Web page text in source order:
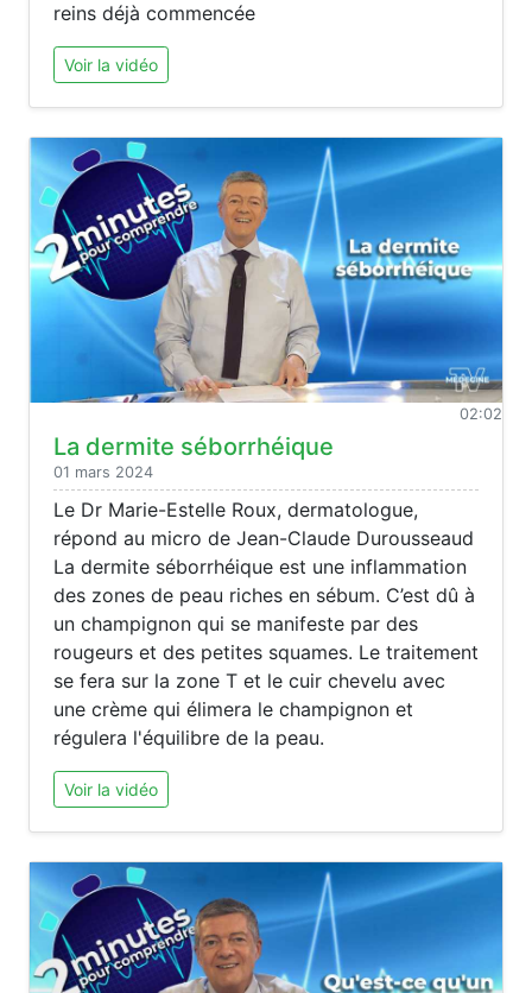
reins déjà commencée
Voir la vidéo
02:02
La dermite séborrhéique
01 mars 2024
Le Dr Marie-Estelle Roux, dermatologue,
répond au micro de Jean-Claude Durousseaud
La dermite séborrhéique est une inflammation
des zones de peau riches en sébum. C’est dû à
un champignon qui se manifeste par des
rougeurs et des petites squames. Le traitement
se fera sur la zone T et le cuir chevelu avec
une crème qui élimera le champignon et
régulera l'équilibre de la peau.
Voir la vidéo